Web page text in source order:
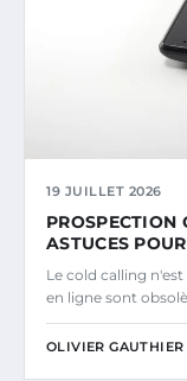
19 JUILLET 2026
PROSPECTION
ASTUCES
Le cold calling
en ligne sont
OLIVIER GAUTHIER